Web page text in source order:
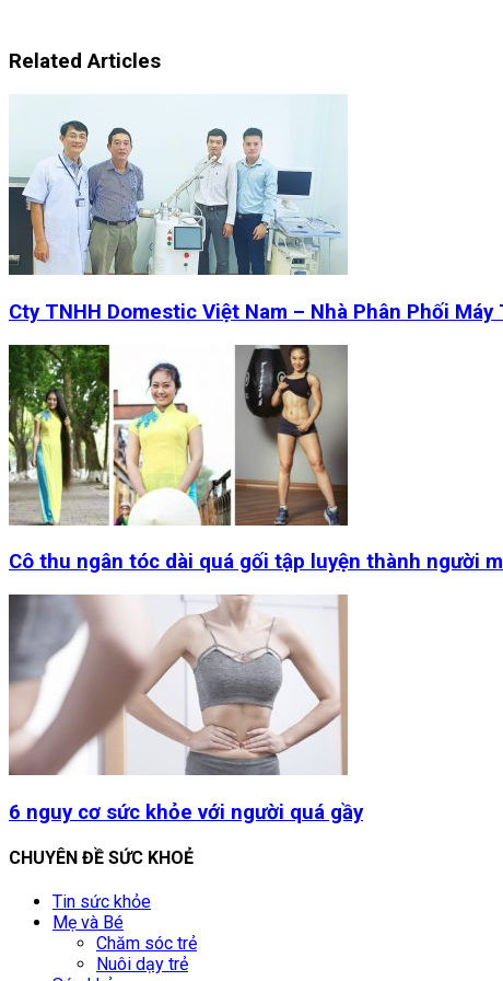
Related Articles
Cty TNHH Domestic Việt Nam – Nhà Phân Phối Máy
Cô thu ngân tóc dài quá gối tập luyện thành người
6 nguy cơ sức khỏe với người quá gầy
CHUYÊN ĐỀ SỨC KHOẺ
Tin sức khỏe
Mẹ và Bé
Chăm sóc trẻ
Nuôi dạy trẻ